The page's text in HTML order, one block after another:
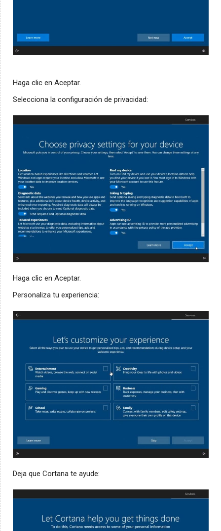
Haga clic en Aceptar.
Selecciona la configuración de privacidad:
Haga clic en Aceptar.
Personaliza tu experiencia:
Deja que Cortana te ayude: